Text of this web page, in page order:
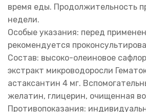
время еды. Продолжительность
недели.
Особые указания: перед
рекомендуется
Состав: высоко-олеиновое
экстракт микроводоросли
астаксантин 4 мг.
желатин, глицерин, очищенная
Противопоказания: